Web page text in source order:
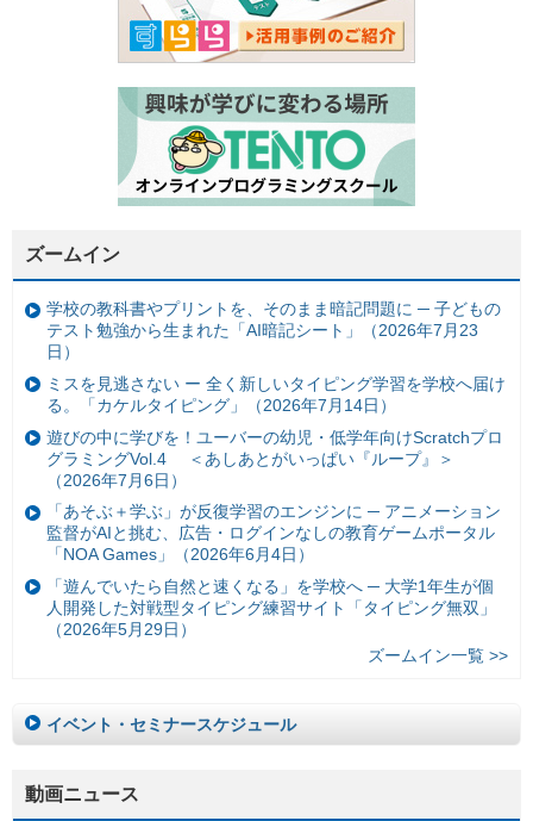
ズームイン
学校の教科書やプリントを、そのまま暗記問題に ─ 子どもの
テスト勉強から生まれた「AI暗記シート」（2026年7月23
日）
ミスを見逃さない ー 全く新しいタイピング学習を学校へ届け
る。「カケルタイピング」（2026年7月14日）
遊びの中に学びを！ユーバーの幼児・低学年向けScratchプロ
グラミングVol.4 ＜あしあとがいっぱい『ループ』＞
（2026年7月6日）
「あそぶ＋学ぶ」が反復学習のエンジンに ─ アニメーション
監督がAIと挑む、広告・ログインなしの教育ゲームポータル
「NOA Games」（2026年6月4日）
「遊んでいたら自然と速くなる」を学校へ ─ 大学1年生が個
人開発した対戦型タイピング練習サイト「タイピング無双」
（2026年5月29日）
ズームイン一覧 >>
イベント・セミナースケジュール
動画ニュース